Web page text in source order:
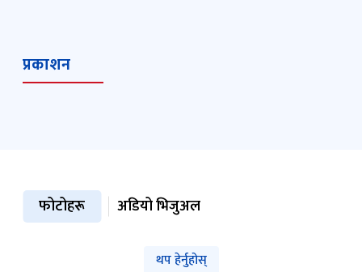
प्रकाशन
फोटोहरू अडियो भिजुअल
थप हेर्नुहोस्